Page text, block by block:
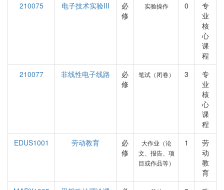
210075
电子技术实验III
必
修
实验操作 0
专
业
核
心
课
程
210077
非线性电子线路
必
修
笔试（闭卷） 3
专
业
核
心
课
程
EDUS1001
劳动教育
必
修
大作业（论
文、报告、项
目或作品等）
1
劳
动
教
育